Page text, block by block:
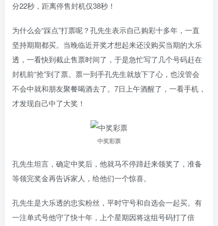
分22秒，距离停售封机仅38秒！
为什么会“踩点”打票呢？孔先生表示自己购彩十多年，一直
坚持期期都买。当晚临近开奖才想起来还没购买当期的大乐
透，一看快到截止售票时间了，于是急忙写了几个号码赶在
封机前“抢”到了票。票一到手孔先生就放下了心，也没管会
不会中就和朋友聚餐喝酒去了。7日上午酒醒了，一看手机，
才发现自己中了大奖！
中奖彩票
孔先生坦言，确定中奖后，他就马不停蹄赶来领奖了，准备
等领完奖金再告诉家人，给他们一个惊喜。
孔先生是大乐透的忠实粉丝，平时守号和自选会一起买。有
一注单式号他守了快十年，上个星期因将这组号码打了倍